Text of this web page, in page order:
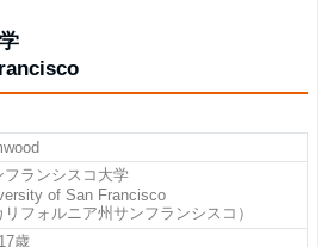
フランシスコ大学
of San Francisco
リフォルニア州サンフランシスコ）
歳